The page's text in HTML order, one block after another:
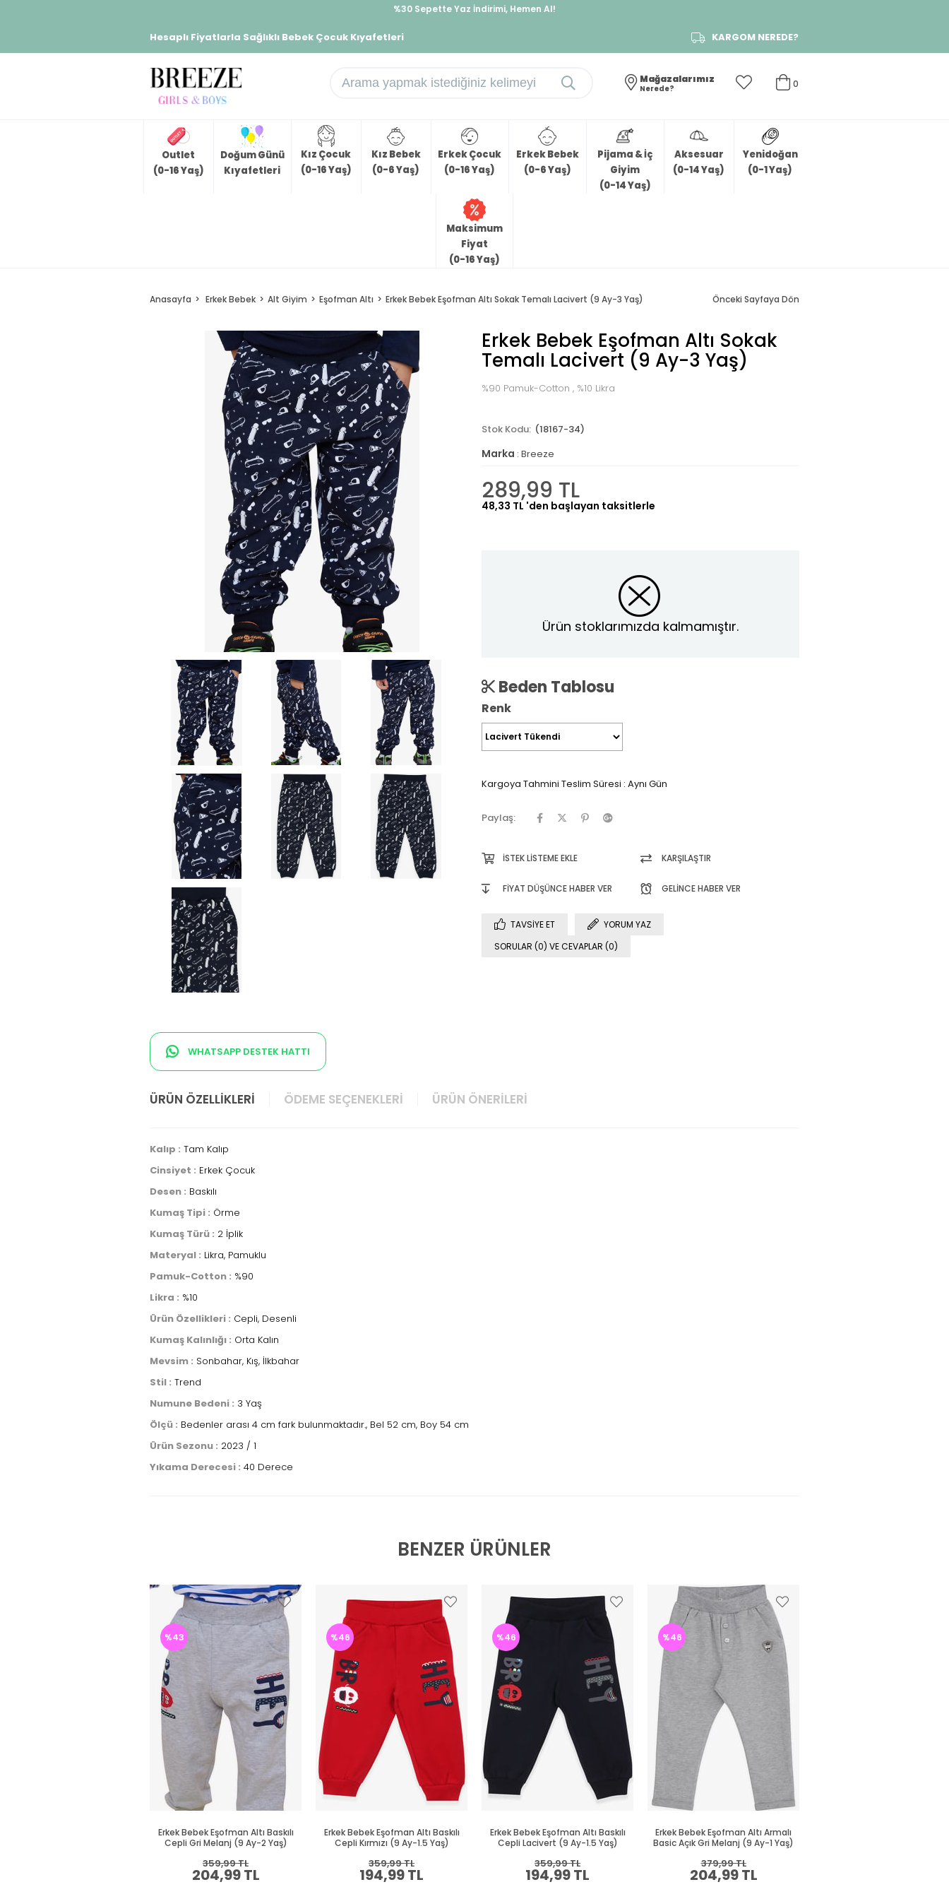
%30 Sepette Yaz İndirimi, Hemen Al!
Hesaplı Fiyatlarla Sağlıklı Bebek Çocuk Kıyafetleri KARGOM NEREDE?
0
Mağazalarımız
Nerede?
Outlet
(0-16 Yaş)
Doğum Günü
Kıyafetleri
Kız Çocuk
(0-16 Yaş)
Kız Bebek
(0-6 Yaş)
Erkek Çocuk
(0-16 Yaş)
Erkek Bebek
(0-6 Yaş)
Pijama & İç
Giyim
(0-14 Yaş)
Aksesuar
(0-14 Yaş)
Yenidoğan
(0-1 Yaş)
Maksimum
Fiyat
(0-16 Yaş)
Anasayfa Erkek Bebek Alt Giyim Eşofman Altı Erkek Bebek Eşofman Altı Sokak Temalı Lacivert (9 Ay-3 Yaş) Önceki Sayfaya Dön
WHATSAPP DESTEK HATTI
Erkek Bebek Eşofman Altı Sokak
Temalı Lacivert (9 Ay-3 Yaş)
%90 Pamuk-Cotton , %10 Likra
(18167-34)
Marka : Breeze
289,99 TL
48,33 TL 'den başlayan taksitlerle
Ürün stoklarımızda kalmamıştır.
Beden Tablosu
Renk
Kargoya Tahmini Teslim Süresi : Aynı Gün
Paylaş:
İSTEK LISTEME EKLE KARŞILAŞTIR
FIYAT DÜŞÜNCE HABER VER GELINCE HABER VER
TAVSIYE ET
YORUM YAZ
SORULAR (0) VE CEVAPLAR (0)
ÜRÜN ÖZELLIKLERI ÖDEME SEÇENEKLERI ÜRÜN ÖNERILERI
Kalıp : Tam Kalıp
Cinsiyet : Erkek Çocuk
Desen : Baskılı
Kumaş Tipi : Örme
Kumaş Türü : 2 İplik
Materyal : Likra, Pamuklu
Pamuk-Cotton : %90
Likra : %10
Ürün Özellikleri : Cepli, Desenli
Kumaş Kalınlığı : Orta Kalın
Mevsim : Sonbahar, Kış, İlkbahar
Stil : Trend
Numune Bedeni : 3 Yaş
Ölçü : Bedenler arası 4 cm fark bulunmaktadır., Bel 52 cm, Boy 54 cm
Ürün Sezonu : 2023 / 1
Yıkama Derecesi : 40 Derece
BENZER ÜRÜNLER
Erkek Bebek Eşofman Altı Baskılı
Cepli Gri Melanj (9 Ay-2 Yaş)
204,99 TL
359,99 TL
%43
Erkek Bebek Eşofman Altı Baskılı
Cepli Kırmızı (9 Ay-1.5 Yaş)
194,99 TL
359,99 TL
%46
Erkek Bebek Eşofman Altı Baskılı
Cepli Lacivert (9 Ay-1.5 Yaş)
194,99 TL
359,99 TL
%46
Erkek Bebek Eşofman Altı Armalı
Basic Açık Gri Melanj (9 Ay-1 Yaş)
204,99 TL
379,99 TL
%46